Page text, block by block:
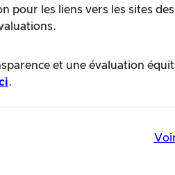
pour les liens vers les sites
et une évaluation
.